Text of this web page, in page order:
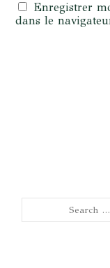
Enregistrer
dans le